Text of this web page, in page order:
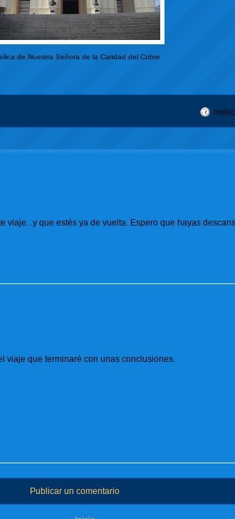
de Nuestra Señora de la Caridad del Cobre
viaje...y que estés ya de vuelta. Espero que hayas
viaje que terminaré con unas conclusiones.
Publicar un comentario